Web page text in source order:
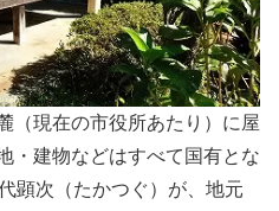
（現在の市役所あたり）に屋
・建物などはすべて国有とな
顕次（たかつぐ）が、地元